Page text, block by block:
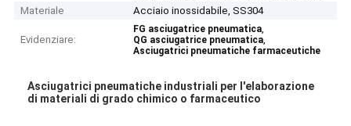
Materiale
Acciaio inossidabile, SS304
Evidenziare:
FG asciugatrice pneumatica,
QG asciugatrice pneumatica,
Asciugatrici pneumatiche farmaceutiche
Asciugatrici pneumatiche industriali per l'elaborazione
di materiali di grado chimico o farmaceutico